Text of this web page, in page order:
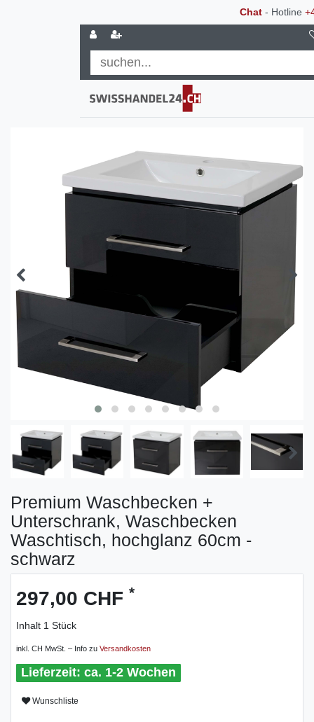
Chat- Hotline
Premium Waschbecken +
Unterschrank, Waschbecken
Waschtisch, hochglanz 60cm -
schwarz
297,00 CHF *
Inhalt 1 Stück
inkl. CH MwSt. – Info zu Versandkosten
ca. 1-2 Wochen
Wunschliste